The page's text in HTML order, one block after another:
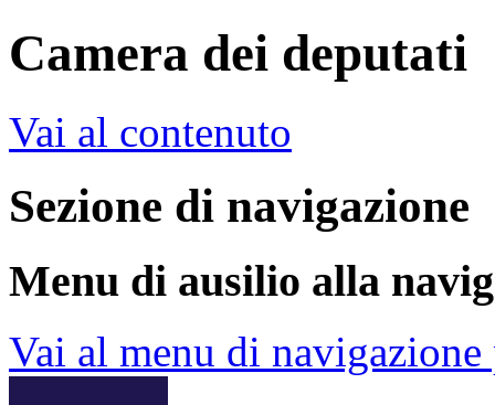
Camera dei deputati
Vai al contenuto
Sezione di navigazione
Menu di ausilio alla
Vai al menu di